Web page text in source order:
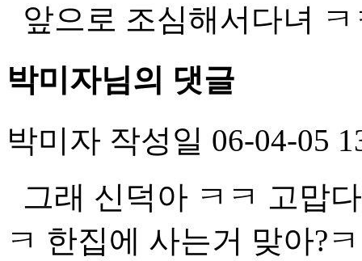
앞으로 조심해서다녀 ㅋ
박미자님의 댓글
박미자 작성일 06-04-05
그래 신덕아 ㅋㅋ 고맙
ㅋ 한집에 사는거 맞아?